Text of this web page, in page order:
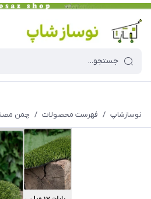
نوسازشاپ / فهرست محصولات / چمن مصنوعی